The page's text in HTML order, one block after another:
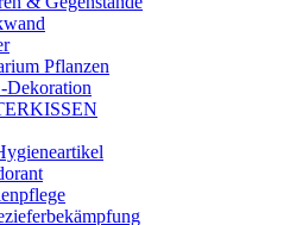
Pflanzen
Dekoration